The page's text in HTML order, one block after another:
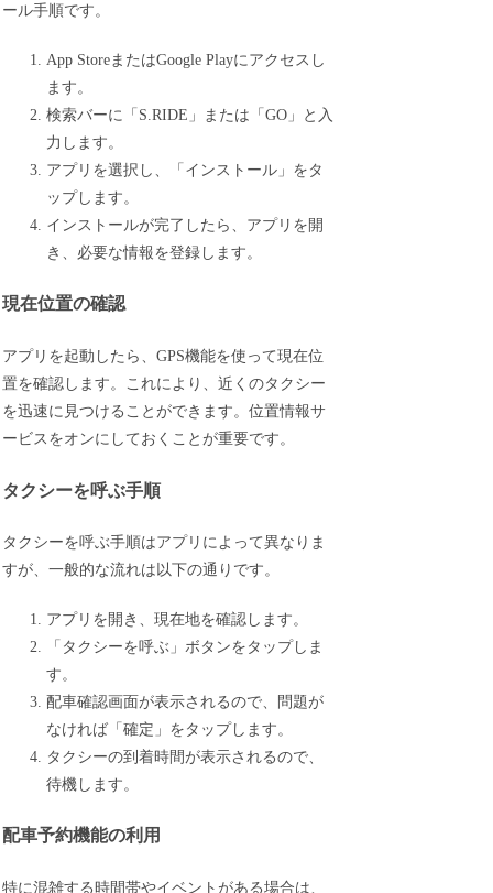
ール手順です。
App StoreまたはGoogle Playにアクセスし
ます。
検索バーに「S.RIDE」または「GO」と入
力します。
アプリを選択し、「インストール」をタ
ップします。
インストールが完了したら、アプリを開
き、必要な情報を登録します。
現在位置の確認
アプリを起動したら、GPS機能を使って現在位
置を確認します。これにより、近くのタクシー
を迅速に見つけることができます。位置情報サ
ービスをオンにしておくことが重要です。
タクシーを呼ぶ手順
タクシーを呼ぶ手順はアプリによって異なりま
すが、一般的な流れは以下の通りです。
アプリを開き、現在地を確認します。
「タクシーを呼ぶ」ボタンをタップしま
す。
配車確認画面が表示されるので、問題が
なければ「確定」をタップします。
タクシーの到着時間が表示されるので、
待機します。
配車予約機能の利用
特に混雑する時間帯やイベントがある場合は、